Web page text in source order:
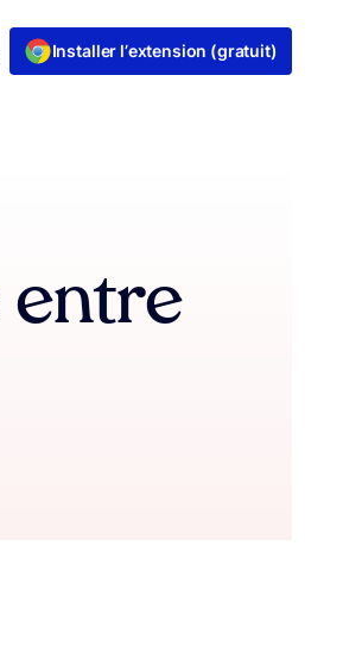
Installer l’extension (gratuit)
entre